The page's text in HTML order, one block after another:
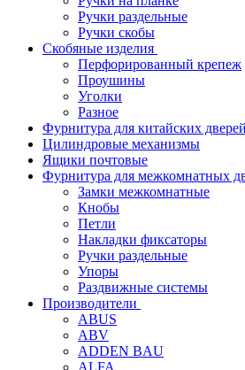
Ручки раздельные
Ручки скобы
Скобяные изделия
Перфорированный крепеж
Проушины
Уголки
Разное
Фурнитура для китайских дверей
Цилиндровые механизмы
Ящики почтовые
Фурнитура для межкомнатных
Замки межкомнатные
Кнобы
Петли
Накладки фиксаторы
Ручки раздельные
Упоры
Раздвижные системы
Производители
ABUS
ABV
ADDEN BAU
ALFA